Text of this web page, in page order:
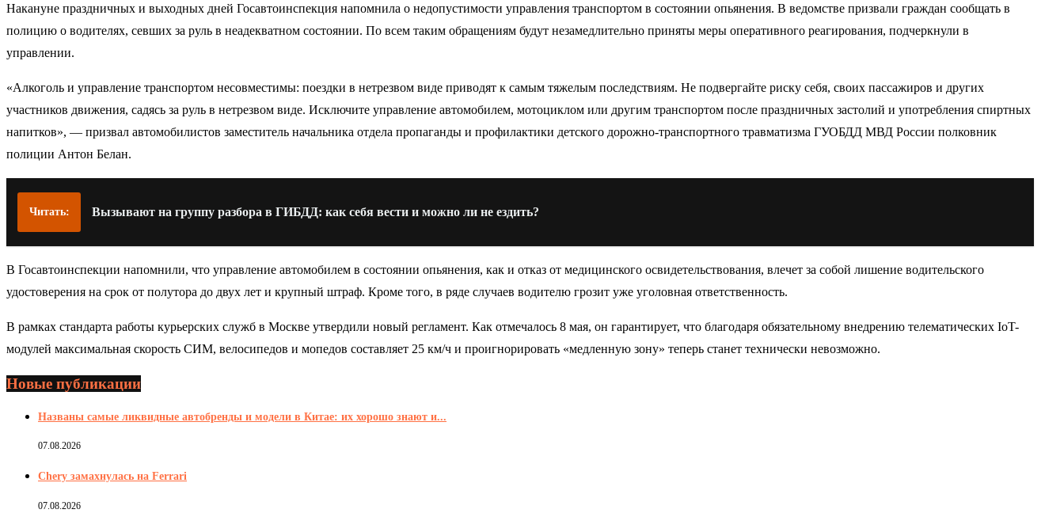
Накануне праздничных и выходных дней Госавтоинспекция напомнила о недопустимости управления транспортом в состоянии опьянения. В ведомстве призвали граждан сообщать в
полицию о водителях, севших за руль в неадекватном состоянии. По всем таким обращениям будут незамедлительно приняты меры оперативного реагирования, подчеркнули в
управлении.
«Алкоголь и управление транспортом несовместимы: поездки в нетрезвом виде приводят к самым тяжелым последствиям. Не подвергайте риску себя, своих пассажиров и других
участников движения, садясь за руль в нетрезвом виде. Исключите управление автомобилем, мотоциклом или другим транспортом после праздничных застолий и употребления спиртных
напитков», — призвал автомобилистов заместитель начальника отдела пропаганды и профилактики детского дорожно-транспортного травматизма ГУОБДД МВД России полковник
полиции Антон Белан.
Читать: Вызывают на группу разбора в ГИБДД: как себя вести и можно ли не ездить?
В Госавтоинспекции напомнили, что управление автомобилем в состоянии опьянения, как и отказ от медицинского освидетельствования, влечет за собой лишение водительского
удостоверения на срок от полутора до двух лет и крупный штраф. Кроме того, в ряде случаев водителю грозит уже уголовная ответственность.
В рамках стандарта работы курьерских служб в Москве утвердили новый регламент. Как отмечалось 8 мая, он гарантирует, что благодаря обязательному внедрению телематических IoT-
модулей максимальная скорость СИМ, велосипедов и мопедов составляет 25 км/ч и проигнорировать «медленную зону» теперь станет технически невозможно.
Новые публикации
Названы самые ликвидные автобренды и модели в Китае: их хорошо знают и...
07.08.2026
Chery замахнулась на Ferrari
07.08.2026